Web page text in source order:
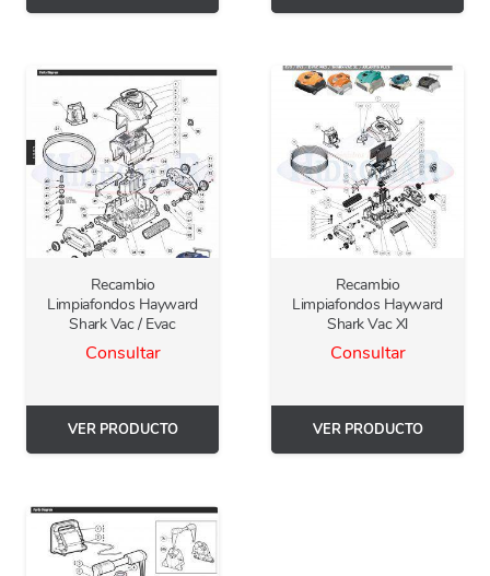
Recambio
Limpiafondos Hayward
Shark Vac / Evac
Consultar
VER PRODUCTO
Recambio
Limpiafondos Hayward
Shark Vac Xl
Consultar
VER PRODUCTO